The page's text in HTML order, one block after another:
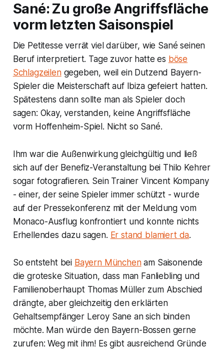
Sané: Zu große Angriffsfläche
vorm letzten Saisonspiel
Die Petitesse verrät viel darüber, wie Sané seinen
Beruf interpretiert. Tage zuvor hatte es böse
Schlagzeilengegeben, weil ein Dutzend Bayern-
Spieler die Meisterschaft auf Ibiza gefeiert hatten.
Spätestens dann sollte man als Spieler doch
sagen: Okay, verstanden, keine Angriffsfläche
vorm Hoffenheim-Spiel. Nicht so Sané.
Ihm war die Außenwirkung gleichgültig und ließ
sich auf der Benefiz-Veranstaltung bei Thilo Kehrer
sogar fotografieren. Sein Trainer Vincent Kompany
- einer, der seine Spieler immer schützt - wurde
auf der Pressekonferenz mit der Meldung vom
Monaco-Ausflug konfrontiert und konnte nichts
Erhellendes dazu sagen. Er stand blamiert da.
So entsteht bei Bayern Münchenam Saisonende
die groteske Situation, dass man Fanliebling und
Familienoberhaupt Thomas Müller zum Abschied
drängte, aber gleichzeitig den erklärten
Gehaltsempfänger Leroy Sane an sich binden
möchte. Man würde den Bayern-Bossen gerne
zurufen: Weg mit ihm! Es gibt ausreichend Gründe